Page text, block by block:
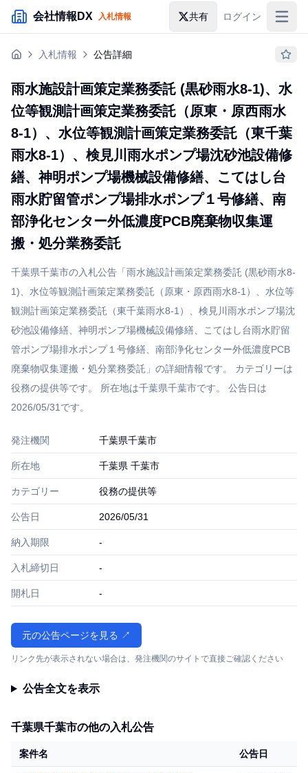
メインコンテンツにスキップ
会社情報DX 入札情報 共有 ログイン
入札情報
助成金・補助金
企業検索
入札情報 公告詳細
雨水施設計画策定業務委託 (黒砂雨水8-1)、水
位等観測計画策定業務委託（原東・原西雨水
8-1）、水位等観測計画策定業務委託（東千葉
雨水8-1）、検見川雨水ポンプ場沈砂池設備修
繕、神明ポンプ場機械設備修繕、こてはし台
雨水貯留管ポンプ場排水ポンプ１号修繕、南
部浄化センター外低濃度PCB廃棄物収集運
搬・処分業務委託
千葉県千葉市の入札公告「雨水施設計画策定業務委託 (黒砂雨水8-
1)、水位等観測計画策定業務委託（原東・原西雨水8-1）、水位等
観測計画策定業務委託（東千葉雨水8-1）、検見川雨水ポンプ場沈
砂池設備修繕、神明ポンプ場機械設備修繕、こてはし台雨水貯留
管ポンプ場排水ポンプ１号修繕、南部浄化センター外低濃度PCB
廃棄物収集運搬・処分業務委託」の詳細情報です。 カテゴリーは
役務の提供等です。 所在地は千葉県千葉市です。 公告日は
2026/05/31です。
発注機関 千葉県千葉市
所在地 千葉県 千葉市
カテゴリー 役務の提供等
公告日 2026/05/31
納入期限 -
入札締切日 -
開札日 -
元の公告ページを見る ↗
リンク先が表示されない場合は、発注機関のサイトで直接ご確認ください
公告全文を表示
千葉県千葉市の他の入札公告
案件名 公告日